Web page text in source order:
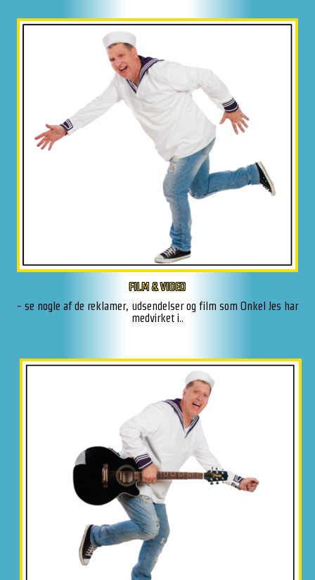
FILM & VIDEO
- se nogle af de reklamer, udsendelser og film som Onkel Jes har
medvirket i..